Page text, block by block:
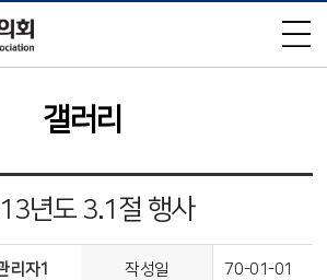
×
갤러리
년도 3.1절 행사
리자1 작성일 70-01-01